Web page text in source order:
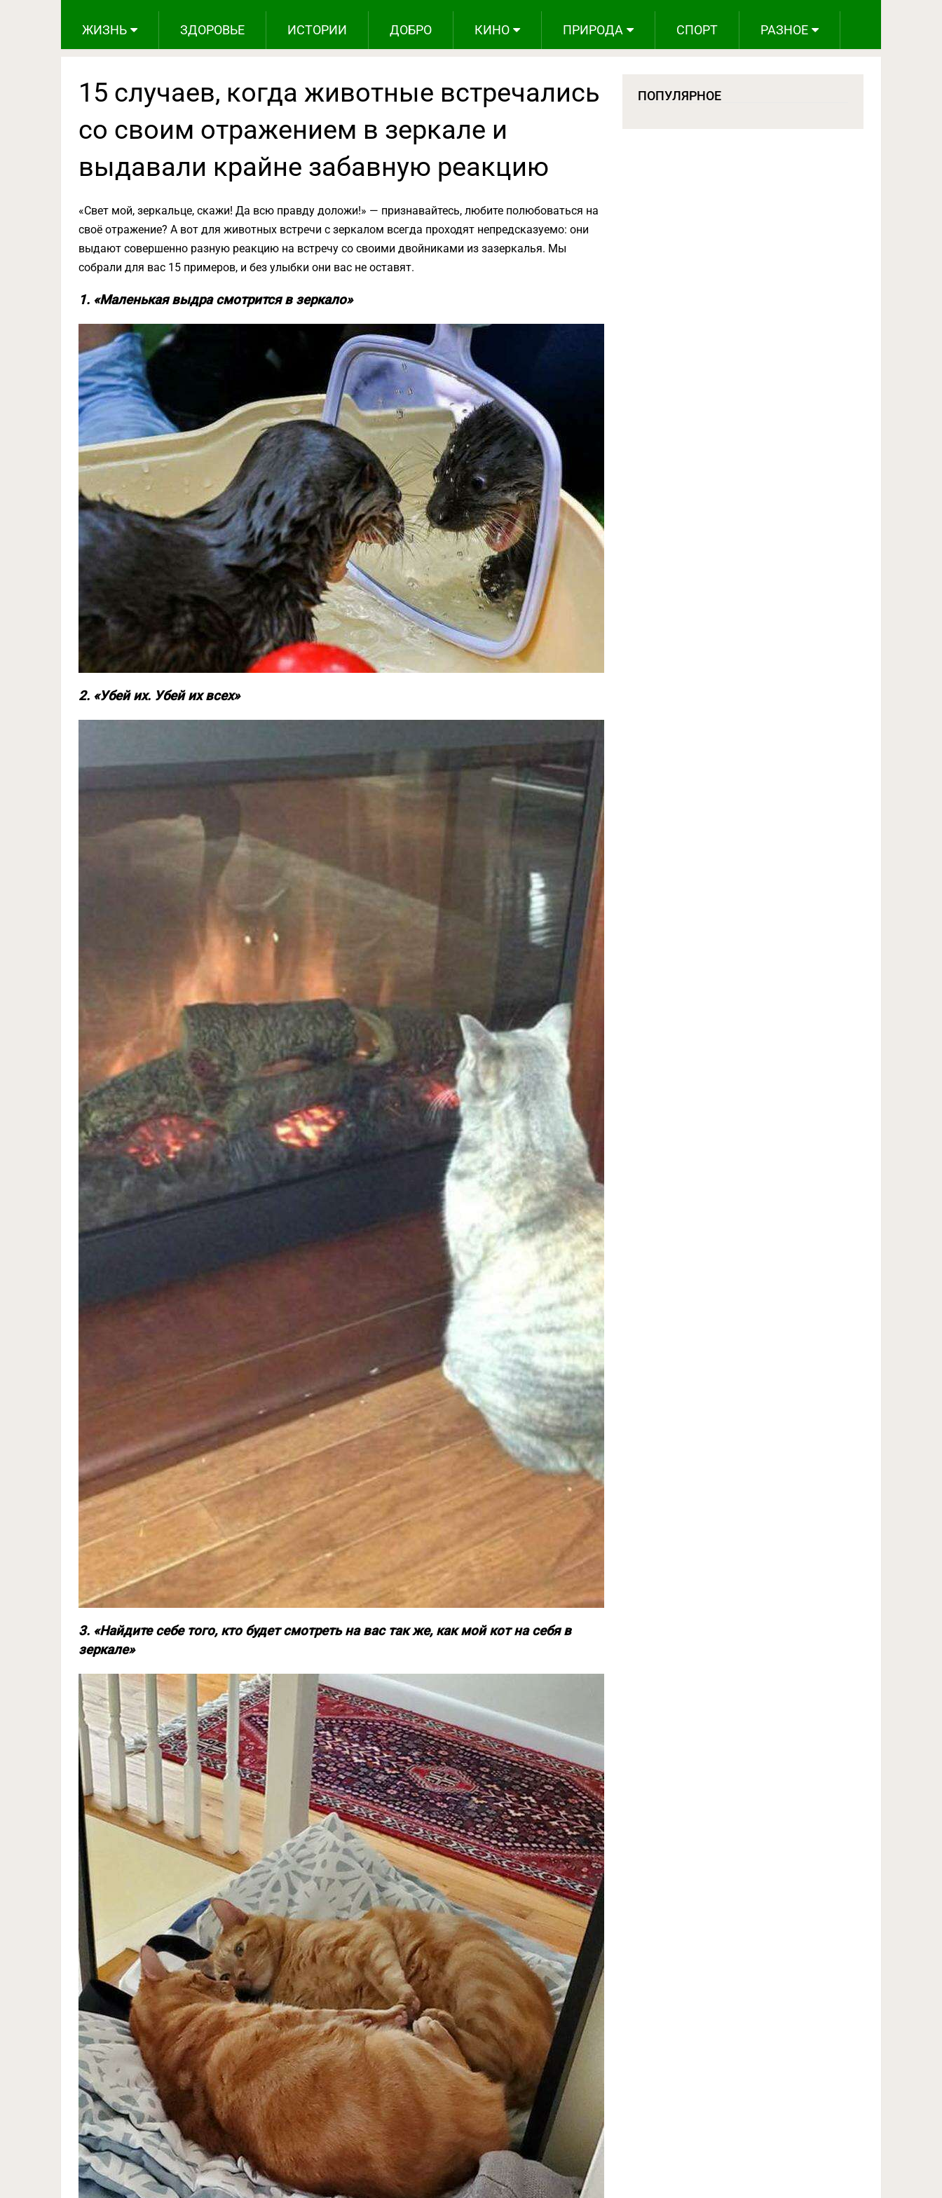
ЖИЗНЬ ЗДОРОВЬЕ ИСТОРИИ ДОБРО КИНО ПРИРОДА СПОРТ РАЗНОЕ
15 случаев, когда животные встречались
со своим отражением в зеркале и
выдавали крайне забавную реакцию
«Свет мой, зеркальце, скажи! Да всю правду доложи!» — признавайтесь, любите полюбоваться на
своё отражение? А вот для животных встречи с зеркалом всегда проходят непредсказуемо: они
выдают совершенно разную реакцию на встречу со своими двойниками из зазеркалья. Мы
собрали для вас 15 примеров, и без улыбки они вас не оставят.
1. «Маленькая выдра смотрится в зеркало»
2. «Убей их. Убей их всех»
3. «Найдите себе того, кто будет смотреть на вас так же, как мой кот на себя в
зеркале»
ПОПУЛЯРНОЕ